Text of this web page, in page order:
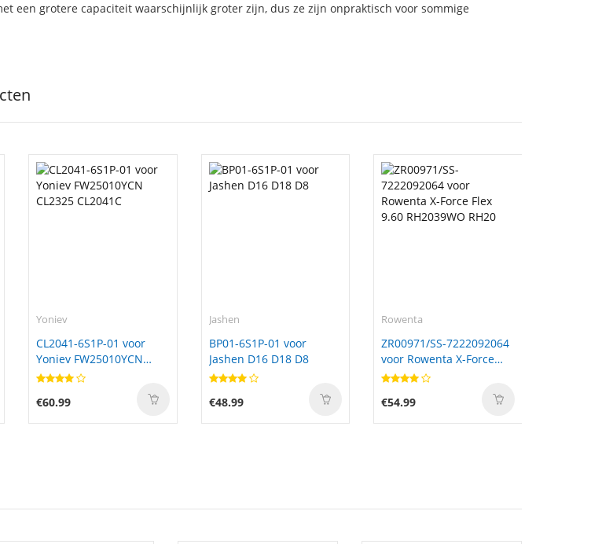
een grotere capaciteit waarschijnlijk groter zijn, dus ze zijn onpraktisch voor sommige
Yoniev
CL2041-6S1P-01 voor
Yoniev FW25010YCN
CL2325 CL2041C
€60.99
Jashen
BP01-6S1P-01 voor
Jashen D16 D18 D8
€48.99
Rowenta
ZR00971/SS-7222092064
voor Rowenta X-Force
Flex 9.60 RH2039WO
€54.99